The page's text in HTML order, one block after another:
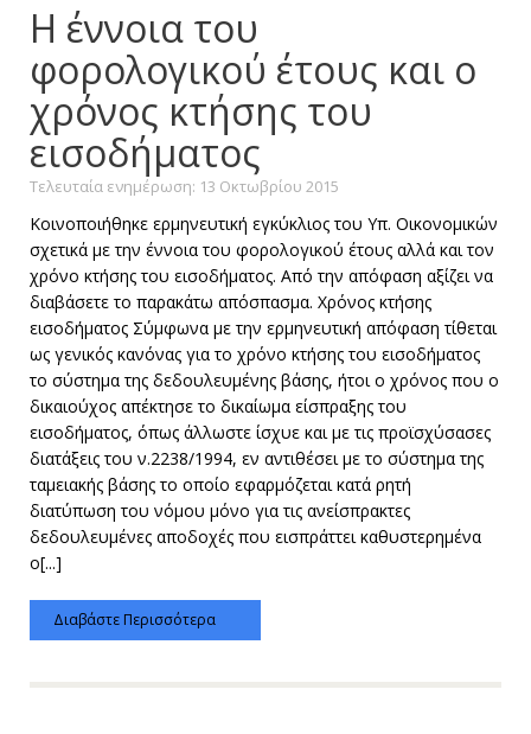
H έννοια του
φορολογικού έτους και o
χρόνος κτήσης του
εισοδήματος
Τελευταία ενημέρωση: 13 Οκτωβρίου 2015
Κοινοποιήθηκε ερμηνευτική εγκύκλιος του Υπ. Οικονομικών
σχετικά με την έννοια του φορολογικού έτους αλλά και τον
χρόνο κτήσης του εισοδήματος. Από την απόφαση αξίζει να
διαβάσετε το παρακάτω απόσπασμα. Χρόνος κτήσης
εισοδήματος Σύμφωνα με την ερμηνευτική απόφαση τίθεται
ως γενικός κανόνας για το χρόνο κτήσης του εισοδήματος
το σύστημα της δεδουλευμένης βάσης, ήτοι ο χρόνος που ο
δικαιούχος απέκτησε το δικαίωμα είσπραξης του
εισοδήματος, όπως άλλωστε ίσχυε και με τις προϊσχύσασες
διατάξεις του ν.2238/1994, εν αντιθέσει με το σύστημα της
ταμειακής βάσης το οποίο εφαρμόζεται κατά ρητή
διατύπωση του νόμου μόνο για τις ανείσπρακτες
δεδουλευμένες αποδοχές που εισπράττει καθυστερημένα
ο[...]
Διαβάστε Περισσότερα